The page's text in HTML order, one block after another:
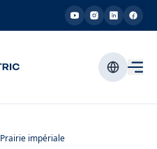
Prairie impériale